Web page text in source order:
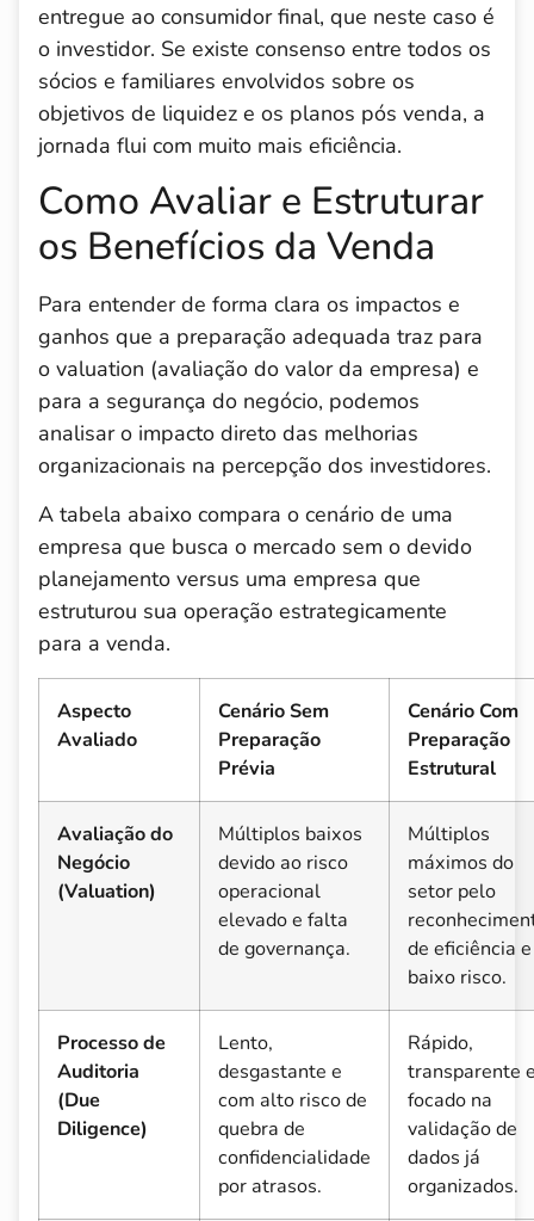
entregue ao consumidor final, que neste caso é
o investidor. Se existe consenso entre todos os
sócios e familiares envolvidos sobre os
objetivos de liquidez e os planos pós venda, a
jornada flui com muito mais eficiência.
Como Avaliar e Estruturar
os Benefícios da Venda
Para entender de forma clara os impactos e
ganhos que a preparação adequada traz para
o valuation (avaliação do valor da empresa) e
para a segurança do negócio, podemos
analisar o impacto direto das melhorias
organizacionais na percepção dos investidores.
A tabela abaixo compara o cenário de uma
empresa que busca o mercado sem o devido
planejamento versus uma empresa que
estruturou sua operação estrategicamente
para a venda.
Aspecto
Avaliado
Cenário Sem
Preparação
Prévia
Cenário Com
Preparação
Estrutural
Avaliação do
Negócio
(Valuation)
Múltiplos baixos
devido ao risco
operacional
elevado e falta
de governança.
Múltiplos
máximos do
setor pelo
de eficiência e
baixo risco.
Processo de
Auditoria
(Due
Diligence)
Lento,
desgastante e
com alto risco de
quebra de
confidencialidade
por atrasos.
Rápido,
transparente
focado na
validação de
dados já
organizados.